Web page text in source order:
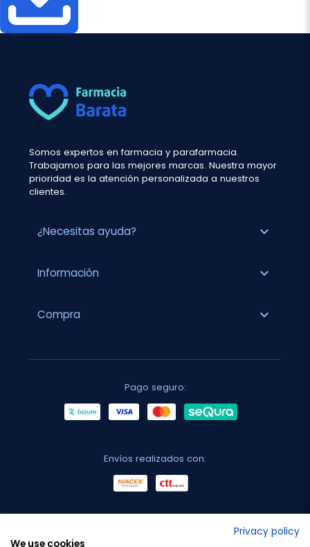
Somos expertos en farmacia y parafarmacia.
Trabajamos para las mejores marcas. Nuestra mayor
prioridad es la atención personalizada a nuestros
clientes.
¿Necesitas ayuda? expand_more
Información expand_more
Compra expand_more
Pago seguro:
Envíos realizados con:
Privacy policy
We use cookies